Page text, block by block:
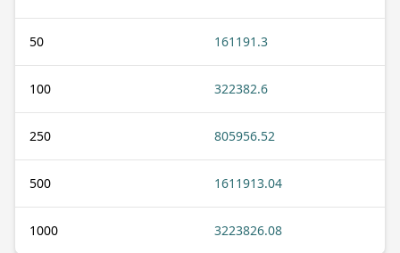
50 161191.3
100 322382.6
250 805956.52
500 1611913.04
1000 3223826.08